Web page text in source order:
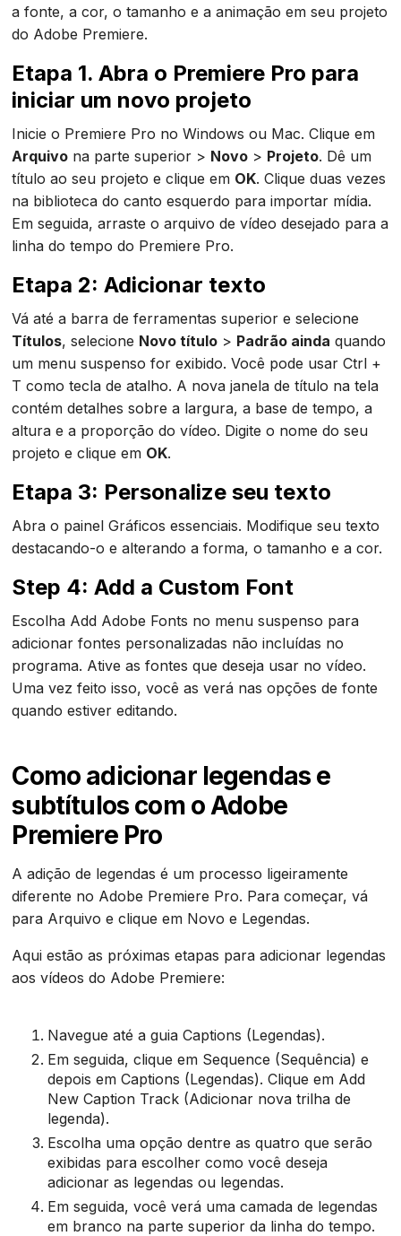
a fonte, a cor, o tamanho e a animação em seu projeto
do Adobe Premiere.
Etapa 1. Abra o Premiere Pro para
iniciar um novo projeto
Inicie o Premiere Pro no Windows ou Mac. Clique em
Arquivo na parte superior > Novo > Projeto. Dê um
título ao seu projeto e clique em OK. Clique duas vezes
na biblioteca do canto esquerdo para importar mídia.
Em seguida, arraste o arquivo de vídeo desejado para a
linha do tempo do Premiere Pro.
Etapa 2: Adicionar texto
Vá até a barra de ferramentas superior e selecione
Títulos, selecione Novo título > Padrão ainda quando
um menu suspenso for exibido. Você pode usar Ctrl +
T como tecla de atalho. A nova janela de título na tela
contém detalhes sobre a largura, a base de tempo, a
altura e a proporção do vídeo. Digite o nome do seu
projeto e clique em OK.
Etapa 3: Personalize seu texto
Abra o painel Gráficos essenciais. Modifique seu texto
destacando-o e alterando a forma, o tamanho e a cor.
Step 4: Add a Custom Font
Escolha Add Adobe Fonts no menu suspenso para
adicionar fontes personalizadas não incluídas no
programa. Ative as fontes que deseja usar no vídeo.
Uma vez feito isso, você as verá nas opções de fonte
quando estiver editando.
Como adicionar legendas e
subtítulos com o Adobe
Premiere Pro
‍A adição de legendas é um processo ligeiramente
diferente no Adobe Premiere Pro. Para começar, vá
para Arquivo e clique em Novo e Legendas.
Aqui estão as próximas etapas para adicionar legendas
aos vídeos do Adobe Premiere:
Navegue até a guia Captions (Legendas).
Em seguida, clique em Sequence (Sequência) e
depois em Captions (Legendas). Clique em Add
New Caption Track (Adicionar nova trilha de
legenda).
Escolha uma opção dentre as quatro que serão
exibidas para escolher como você deseja
adicionar as legendas ou legendas.
Em seguida, você verá uma camada de legendas
em branco na parte superior da linha do tempo.